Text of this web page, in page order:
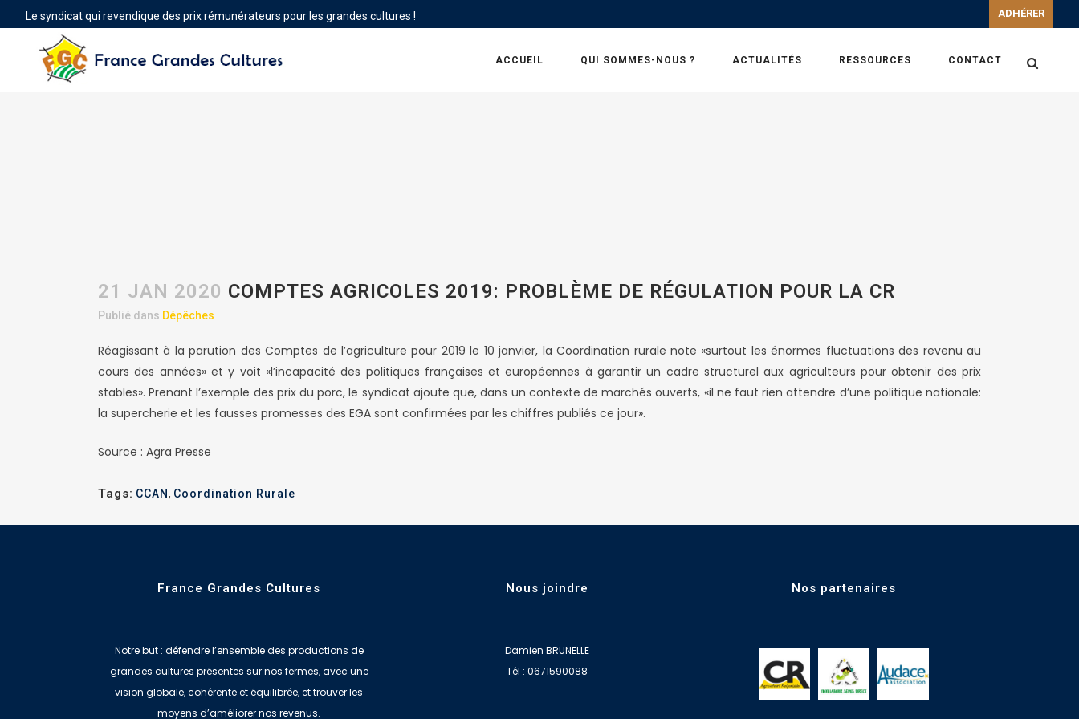
Le syndicat qui revendique des prix rémunérateurs pour les grandes cultures ! ADHÉRER
ACCUEIL QUI SOMMES-NOUS ? ACTUALITÉS RESSOURCES CONTACT
21 JAN 2020 COMPTES AGRICOLES 2019: PROBLÈME DE RÉGULATION POUR LA CR
Publié dans Dépêches
Réagissant à la parution des Comptes de l’agriculture pour 2019 le 10 janvier, la Coordination rurale note «surtout les énormes fluctuations des revenu au
cours des années» et y voit «l’incapacité des politiques françaises et européennes à garantir un cadre structurel aux agriculteurs pour obtenir des prix
stables». Prenant l’exemple des prix du porc, le syndicat ajoute que, dans un contexte de marchés ouverts, «il ne faut rien attendre d’une politique nationale:
la supercherie et les fausses promesses des EGA sont confirmées par les chiffres publiés ce jour».
Source : Agra Presse
Tags: CCAN, Coordination Rurale
France Grandes Cultures
Notre but : défendre l’ensemble des productions de
grandes cultures présentes sur nos fermes, avec une
vision globale, cohérente et équilibrée, et trouver les
moyens d’améliorer nos revenus.
Nous joindre
Damien BRUNELLE
Tél : 0671590088
Nos partenaires